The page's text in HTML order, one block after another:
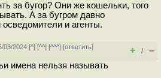
за бугор? Они же кошельки, того
А за бугром давно
и агенты.
03/2024 [^] [^^] [^^^] [ответить]
+ / –
имена нельзя называть